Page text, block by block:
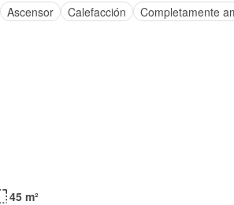
Ascensor Calefacción Completamente
45 m²